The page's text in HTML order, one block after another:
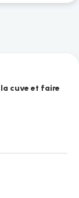
cuve et faire